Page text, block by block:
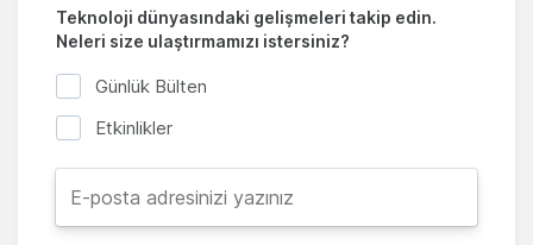
Teknoloji dünyasındaki gelişmeleri takip edin.
Neleri size ulaştırmamızı istersiniz?
Günlük Bülten
Etkinlikler